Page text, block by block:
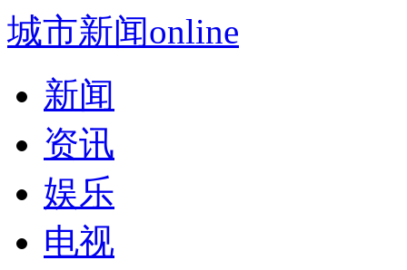
城市新闻online
新闻
资讯
娱乐
电视